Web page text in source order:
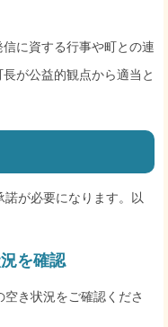
信に資する行事や町との連
が公益的観点から適当と
が必要になります。以
を確認
き状況をご確認くださ